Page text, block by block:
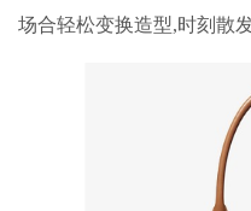
场合轻松变换造型,时刻散